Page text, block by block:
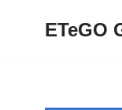
ETeGO